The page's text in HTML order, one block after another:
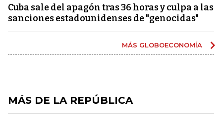
Cuba sale del apagón tras 36 horas y culpa a las
sanciones estadounidenses de "genocidas"
MÁS GLOBOECONOMÍA
MÁS DE LA REPÚBLICA